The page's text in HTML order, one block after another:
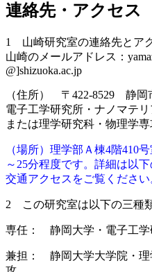
連絡先・アクセス
1 山崎研究室の連絡先とア
山崎のメールアドレス：
@]shizuoka.ac.jp
（住所） 〒422-8529 静岡
電子工学研究所・ナノマテリ
または理学研究科・物理学
（場所）理学部Ａ棟4階410
～25分程度です。詳細は以
交通アクセスをご覧ください
2 この研究室は以下の三種
専任： 静岡大学・電子工学
兼担： 静岡大学大学院・理